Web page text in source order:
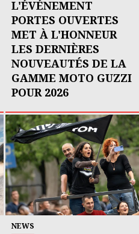
L'ÉVÉNEMENT
PORTES OUVERTES
MET À L'HONNEUR
LES DERNIÈRES
NOUVEAUTÉS DE LA
GAMME MOTO GUZZI
POUR 2026
NEWS